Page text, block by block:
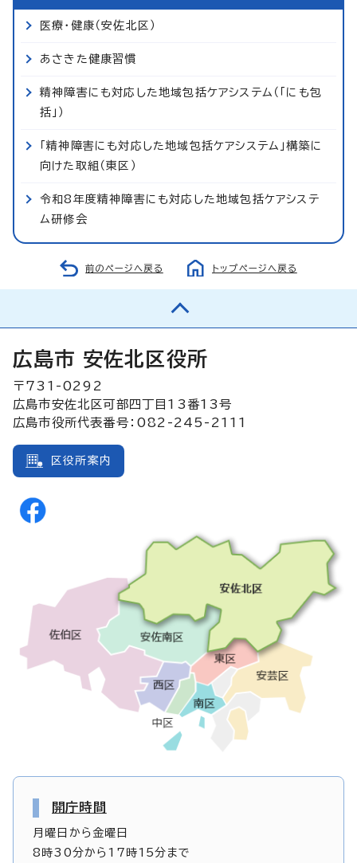
医療・健康（安佐北区）
あさきた健康習慣
精神障害にも対応した地域包括ケアシステム（「にも包
括」）
「精神障害にも対応した地域包括ケアシステム」構築に
向けた取組（東区）
令和8年度精神障害にも対応した地域包括ケアシステ
ム研修会
前のページへ戻る トップページへ戻る
広島市 安佐北区役所
〒731-0292
広島市安佐北区可部四丁目13番13号
広島市役所代表番号：082-245-2111
区役所案内
開庁時間
月曜日から金曜日
8時30分から17時15分まで